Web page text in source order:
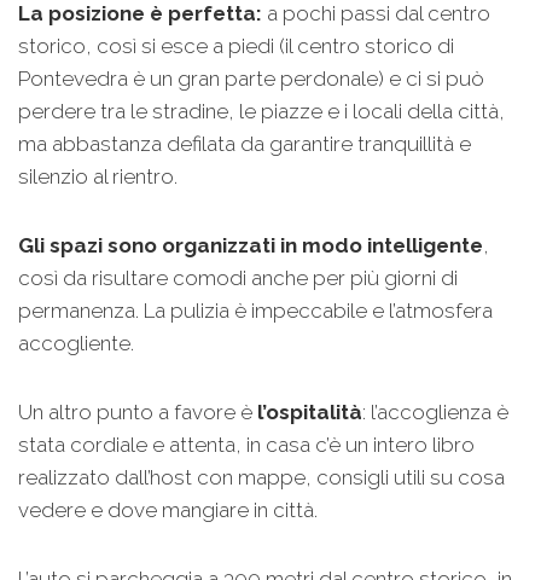
La posizione è perfetta: a pochi passi dal centro
storico, così si esce a piedi (il centro storico di
Pontevedra è un gran parte perdonale) e ci si può
perdere tra le stradine, le piazze e i locali della città,
ma abbastanza defilata da garantire tranquillità e
silenzio al rientro.
Gli spazi sono organizzati in modo intelligente,
così da risultare comodi anche per più giorni di
permanenza. La pulizia è impeccabile e l’atmosfera
accogliente.
Un altro punto a favore è l’ospitalità: l’accoglienza è
stata cordiale e attenta, in casa c’è un intero libro
realizzato dall’host con mappe, consigli utili su cosa
vedere e dove mangiare in città.